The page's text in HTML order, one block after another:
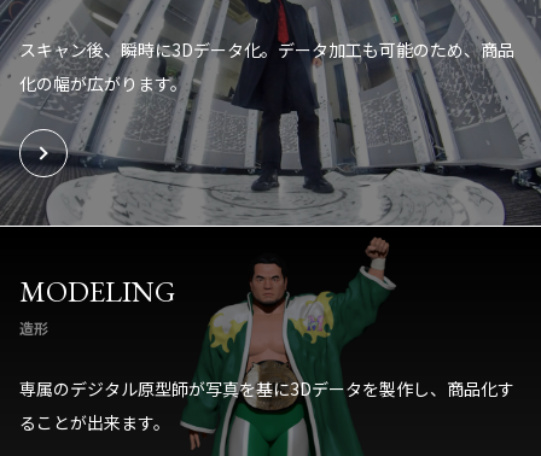
スキャン後、瞬時に3Dデータ化。データ加工も可能のため、商品
化の幅が広がります。
MODELING
造形
専属のデジタル原型師が写真を基に3Dデータを製作し、商品化す
ることが出来ます。